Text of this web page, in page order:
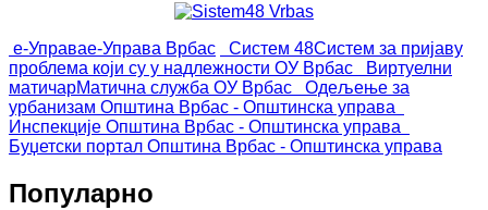
е-Управае-Управа Врбас Систем 48Систем за пријаву
проблема који су у надлежности ОУ Врбас
Виртуелни
матичарМатична служба ОУ Врбас
Одељење за
урбанизам Општина Врбас - Општинска управа
Инспекције Општина Врбас - Општинска управа
Буџетски портал Општина Врбас - Општинска управа
Популарно